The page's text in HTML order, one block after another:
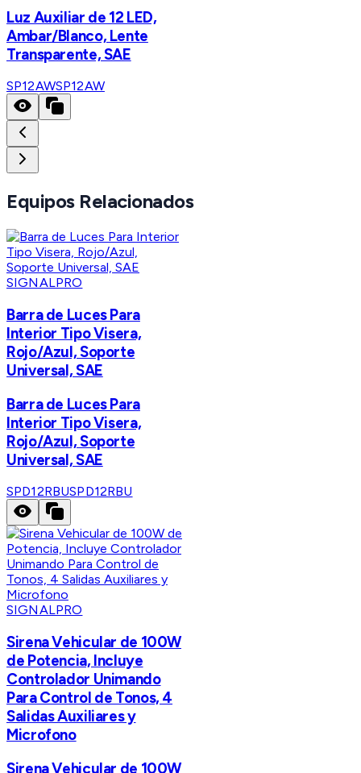
Luz Auxiliar de 12 LED,
Ambar/Blanco, Lente
Transparente, SAE
SP12AWSP12AW
Equipos Relacionados
SIGNALPRO
Barra de Luces Para
Interior Tipo Visera,
Rojo/Azul, Soporte
Universal, SAE
Barra de Luces Para
Interior Tipo Visera,
Rojo/Azul, Soporte
Universal, SAE
SPD12RBUSPD12RBU
SIGNALPRO
Sirena Vehicular de 100W
de Potencia, Incluye
Controlador Unimando
Para Control de Tonos, 4
Salidas Auxiliares y
Microfono
Sirena Vehicular de 100W